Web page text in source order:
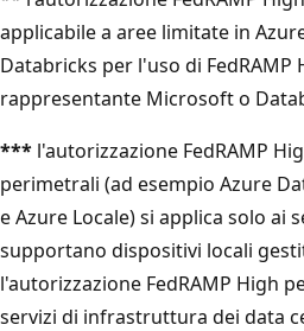
applicabile a aree limitate in
Databricks per l'uso di FedRAMP
rappresentante Microsoft o
*** l'autorizzazione FedRAMP
perimetrali (ad esempio Azure
e Azure Locale) si applica solo ai
supportano dispositivi locali
l'autorizzazione FedRAMP High
servizi di infrastruttura dei data